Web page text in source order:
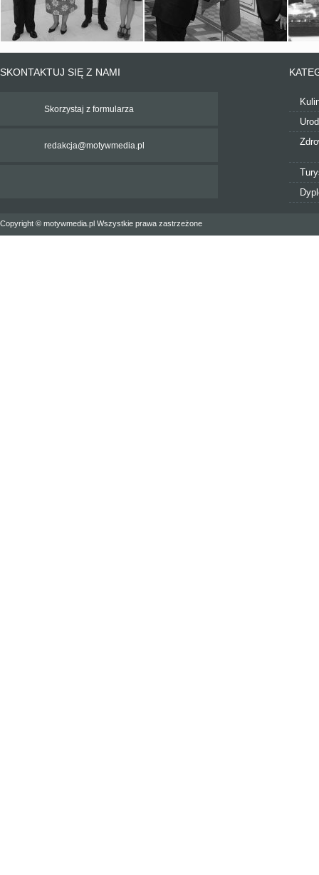
SKONTAKTUJ SIĘ Z NAMI
Skorzystaj z formularza
redakcja@motywmedia.pl
Copyright © motywmedia.pl Wszystkie prawa zastrzeżone